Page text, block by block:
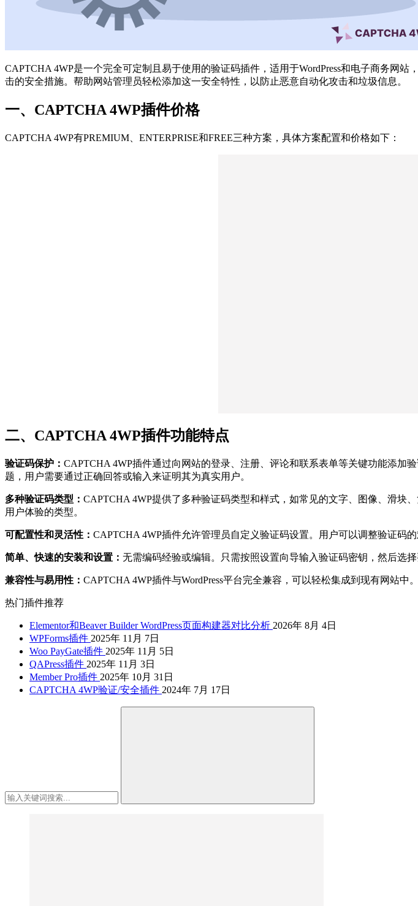
CAPTCHA 4WP是一个完全可定制且易于使用的验证码插件，适用于WordPress和电子商务网
击的安全措施。帮助网站管理员轻松添加这一安全特性，以防止恶意自动化攻击和垃圾信息。
一、CAPTCHA 4WP插件价格
CAPTCHA 4WP有PREMIUM、ENTERPRISE和FREE三种方案，具体方案配置和价格如下：
二、CAPTCHA 4WP插件功能特点
验证码保护： CAPTCHA 4WP插件通过向网站的登录、注册、评论和联系表单等关键功能添加
题，用户需要通过正确回答或输入来证明其为真实用户。
多种验证码类型： CAPTCHA 4WP提供了多种验证码类型和样式，如常见的文字、图像、滑块
用户体验的类型。
可配置性和灵活性： CAPTCHA 4WP插件允许管理员自定义验证码设置。用户可以调整验证码
简单、快速的安装和设置： 无需编码经验或编辑。只需按照设置向导输入验证码密钥，然后选
兼容性与易用性： CAPTCHA 4WP插件与WordPress平台完全兼容，可以轻松集成到现有网站
热门插件推荐
Elementor和Beaver Builder WordPress页面构建器对比分析 2026年 8月 4日
WPForms插件 2025年 11月 7日
Woo PayGate插件 2025年 11月 5日
QAPress插件 2025年 11月 3日
Member Pro插件 2025年 10月 31日
CAPTCHA 4WP验证/安全插件 2024年 7月 17日